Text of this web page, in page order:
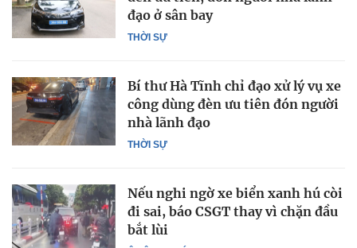
THỜI SỰ
đạo ở sân bay
THỜI SỰ
Bí thư Hà Tĩnh chỉ đạo xử lý vụ xe
công dùng đèn ưu tiên đón người
nhà lãnh đạo
Nếu nghi ngờ xe biển xanh hú còi
đi sai, báo CSGT thay vì chặn đầu
bắt lùi